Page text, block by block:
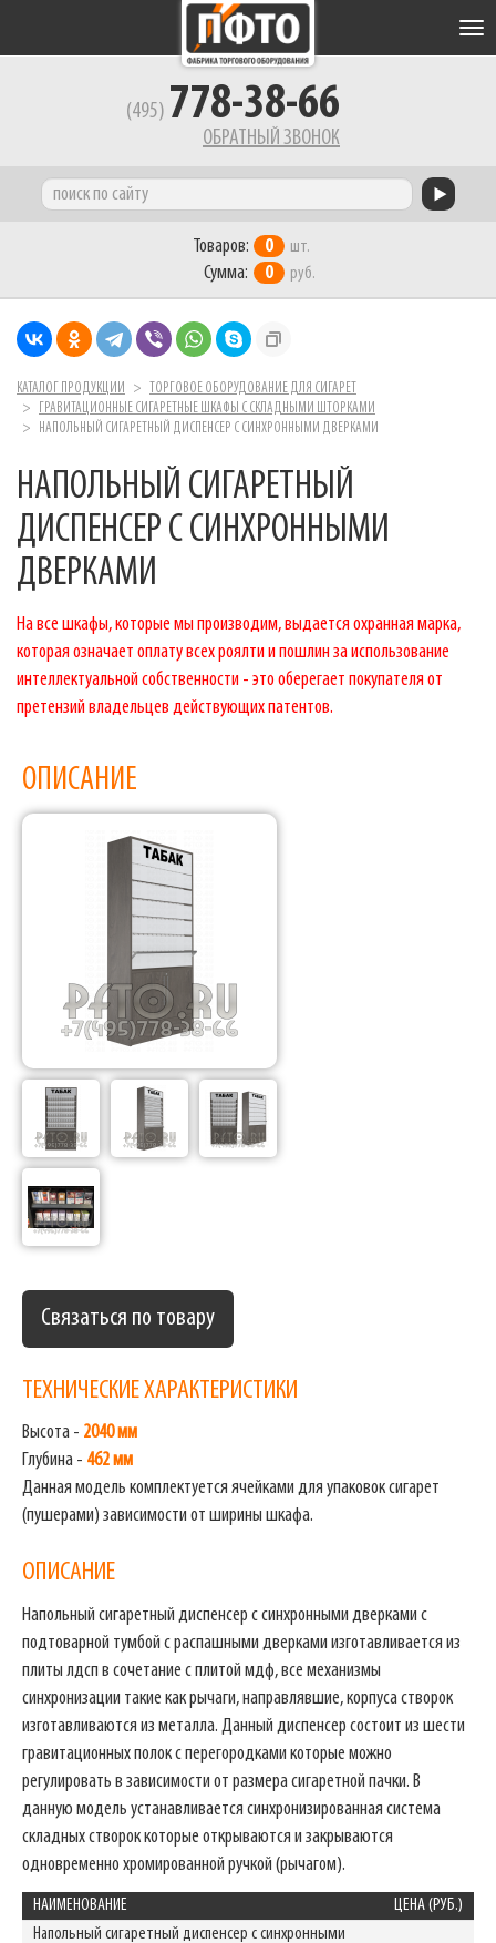
(495) 778-38-66
ОБРАТНЫЙ ЗВОНОК
Фабрика торгового оборудования
Товаров: 0 шт.
Сумма: 0 руб.
КАТАЛОГ ПРОДУКЦИИ
ТОРГОВОЕ ОБОРУДОВАНИЕ ДЛЯ СИГАРЕТ
ГРАВИТАЦИОННЫЕ СИГАРЕТНЫЕ ШКАФЫ С СКЛАДНЫМИ ШТОРКАМИ
НАПОЛЬНЫЙ СИГАРЕТНЫЙ ДИСПЕНСЕР С СИНХРОННЫМИ ДВЕРКАМИ
НАПОЛЬНЫЙ СИГАРЕТНЫЙ
ДИСПЕНСЕР С СИНХРОННЫМИ
ДВЕРКАМИ
На все шкафы, которые мы производим, выдается охранная марка,
которая означает оплату всех роялти и пошлин за использование
интеллектуальной собственности - это оберегает покупателя от
претензий владельцев действующих патентов.
ОПИСАНИЕ
Связаться по товару
ТЕХНИЧЕСКИЕ ХАРАКТЕРИСТИКИ
Высота - 2040 мм
Глубина - 462 мм
Данная модель комплектуется ячейками для упаковок сигарет
(пушерами) зависимости от ширины шкафа.
ОПИСАНИЕ
Напольный сигаретный диспенсер с синхронными дверками с
подтоварной тумбой с распашными дверками изготавливается из
плиты лдсп в сочетание с плитой мдф, все механизмы
синхронизации такие как рычаги, направлявшие, корпуса створок
изготавливаются из металла. Данный диспенсер состоит из шести
гравитационных полок с перегородками которые можно
регулировать в зависимости от размера сигаретной пачки. В
данную модель устанавливается синхронизированная система
складных створок которые открываются и закрываются
одновременно хромированной ручкой (рычагом).
НАИМЕНОВАНИЕ
ЦЕНА (РУБ.)
Напольный сигаретный диспенсер с синхронными